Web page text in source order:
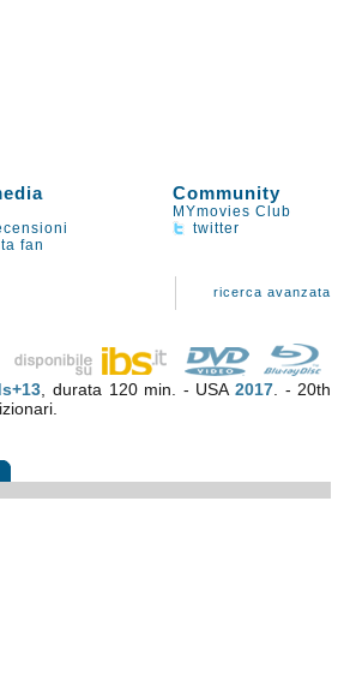
Community
MYmovies Club
twitter
fan
ricerca avanzata
, durata 120 min. - USA 2017 . - 20th